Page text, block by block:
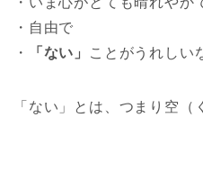
・自由で
・
「ない」 ことがうれしい
「ない」とは、つまり空（